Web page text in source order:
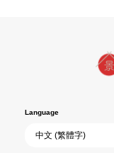
Language